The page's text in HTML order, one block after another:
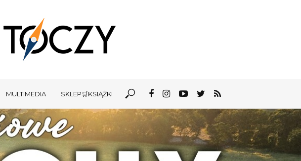
MULTIMEDIA SKLEP🛒KSIĄŻKI